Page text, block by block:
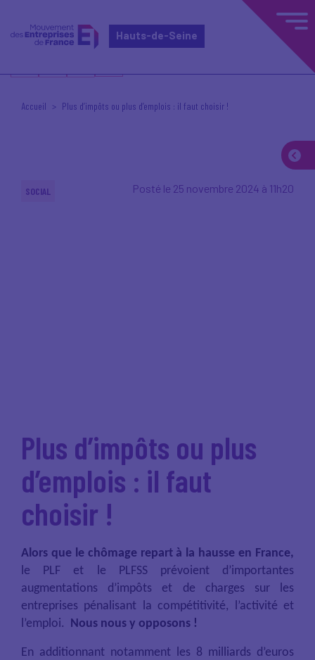
Hauts-de-Seine
Accueil Plus d’impôts ou plus d’emplois : il faut choisir !
SOCIAL Posté le 25 novembre 2024 à 11h20
Plus d’impôts ou plus
d’emplois : il faut
choisir !
Alors que le chômage repart à la hausse en France,
le PLF et le PLFSS prévoient d’importantes
augmentations d’impôts et de charges sur les
entreprises pénalisant la compétitivité, l’activité et
l’emploi. Nous nous y opposons !
En additionnant notamment les 8 milliards d’euros